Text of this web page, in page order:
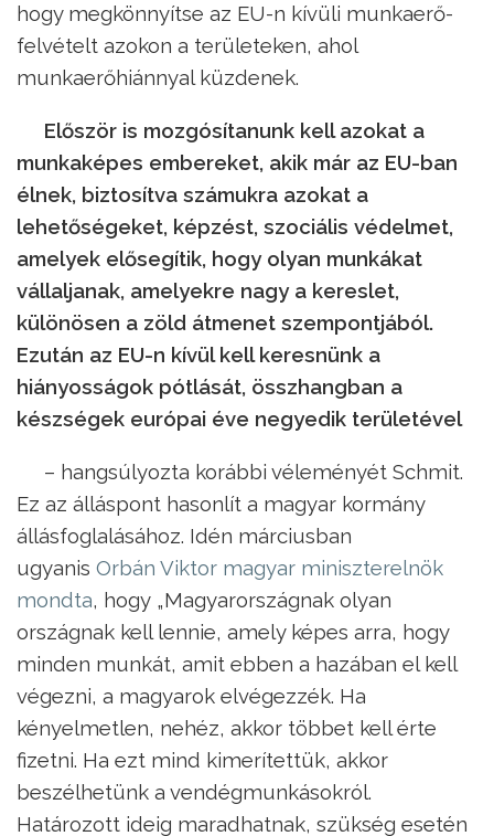
hogy megkönnyítse az EU-n kívüli munkaerő-
felvételt azokon a területeken, ahol
munkaerőhiánnyal küzdenek.
Először is mozgósítanunk kell azokat a
munkaképes embereket, akik már az EU-ban
élnek, biztosítva számukra azokat a
lehetőségeket, képzést, szociális védelmet,
amelyek elősegítik, hogy olyan munkákat
vállaljanak, amelyekre nagy a kereslet,
különösen a zöld átmenet szempontjából.
Ezután az EU-n kívül kell keresnünk a
hiányosságok pótlását, összhangban a
készségek európai éve negyedik területével
– hangsúlyozta korábbi véleményét Schmit.
Ez az álláspont hasonlít a magyar kormány
állásfoglalásához. Idén márciusban
ugyanis Orbán Viktor magyar miniszterelnök
mondta, hogy „Magyarországnak olyan
országnak kell lennie, amely képes arra, hogy
minden munkát, amit ebben a hazában el kell
végezni, a magyarok elvégezzék. Ha
kényelmetlen, nehéz, akkor többet kell érte
fizetni. Ha ezt mind kimerítettük, akkor
beszélhetünk a vendégmunkásokról.
Határozott ideig maradhatnak, szükség esetén